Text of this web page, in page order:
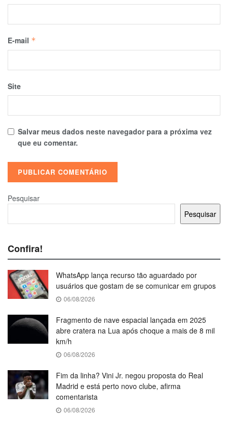
E-mail *
Site
Salvar meus dados neste navegador para a próxima vez
que eu comentar.
Pesquisar
Pesquisar
Confira!
WhatsApp lança recurso tão aguardado por
usuários que gostam de se comunicar em grupos
06/08/2026
Fragmento de nave espacial lançada em 2025
abre cratera na Lua após choque a mais de 8 mil
km/h
06/08/2026
Fim da linha? Vini Jr. negou proposta do Real
Madrid e está perto novo clube, afirma
comentarista
06/08/2026